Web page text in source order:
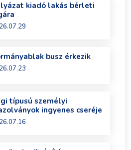
kiadó lakás bérleti
busz érkezik
típusú személyi
ingyenes cseréje